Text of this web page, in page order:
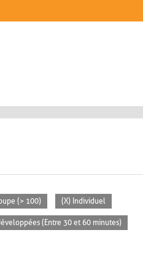
(> 100) (X) Individuel
(Entre 30 et 60 minutes)